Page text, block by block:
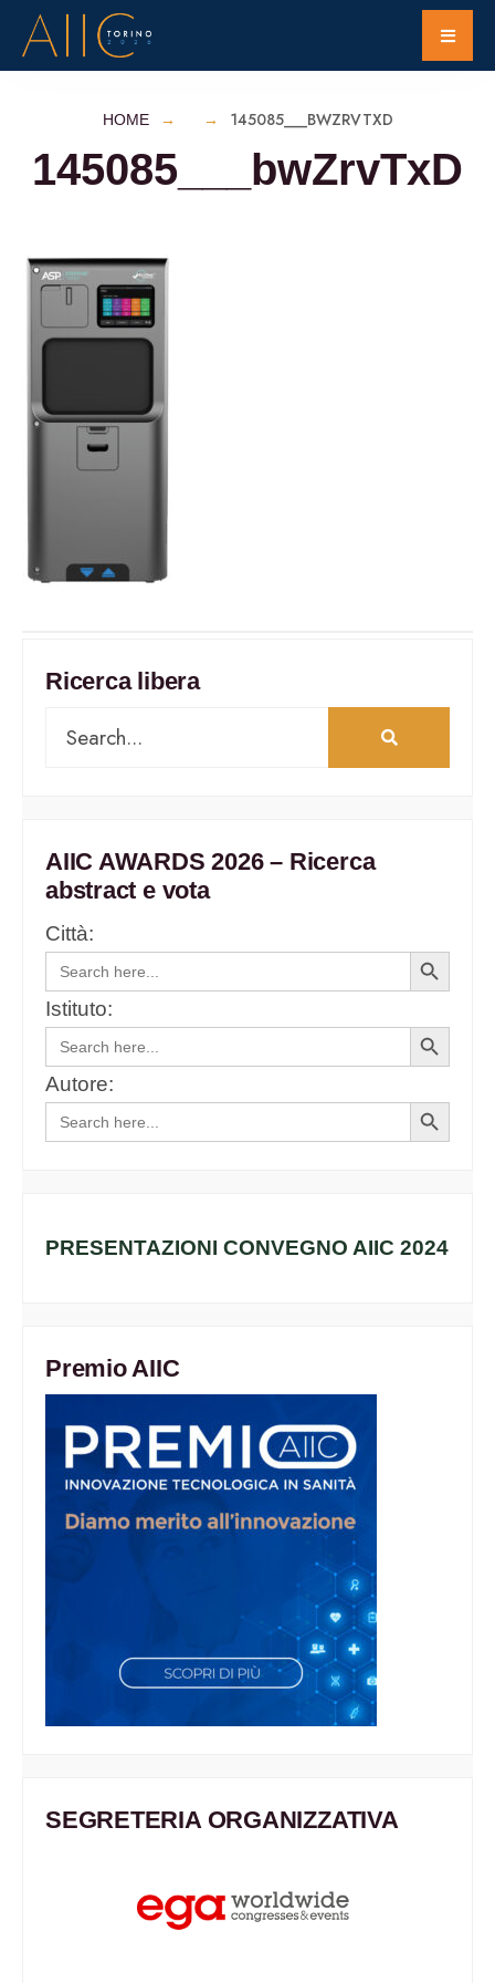
HOME 145085___BWZRVTXD
145085___bwZrvTxD
Ricerca libera
AIIC AWARDS 2026 – Ricerca
abstract e vota
Città:
Search
for:
Search
Button
Istituto:
Search
for:
Search
Button
Autore:
Search
for:
Search
Button
PRESENTAZIONI CONVEGNO AIIC 2024
Premio AIIC
SEGRETERIA ORGANIZZATIVA